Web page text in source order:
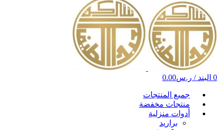
0 البند / ر.س0.00
جميع المنتجات
منتجات مخفضة
أدوات منزلية
براريد